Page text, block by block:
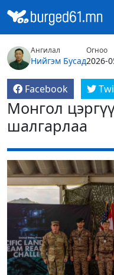
Ангилал
Нийгэм Бусад
Огноо
2026-
Facebook
Монгол
шалгарлаа